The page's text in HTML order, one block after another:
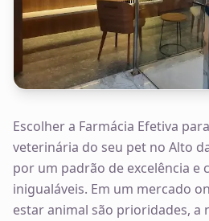
Escolher a Farmácia Efetiva
veterinária do seu pet no Alto
por um padrão de excelência e
inigualáveis. Em um mercado
estar animal são prioridades, a